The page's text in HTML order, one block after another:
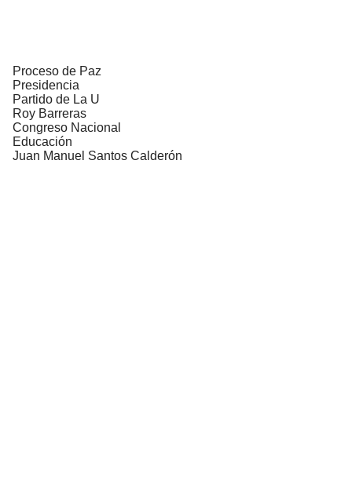
Proceso de Paz
Presidencia
Partido de La U
Roy Barreras
Congreso Nacional
Educación
Juan Manuel Santos Calderón